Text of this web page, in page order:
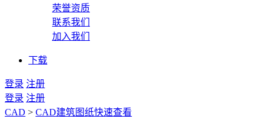
荣誉资质
联系我们
加入我们
下载
登录 注册
登录 注册
CAD > CAD建筑图纸快速查看